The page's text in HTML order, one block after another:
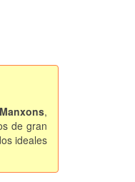
,
de gran
ideales